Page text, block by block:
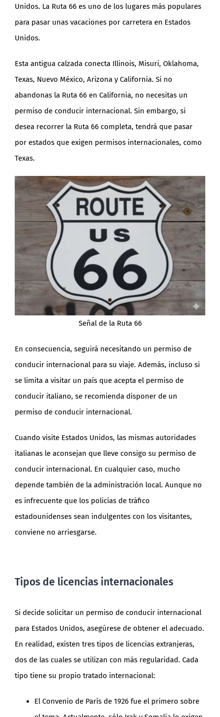
Unidos. La Ruta 66 es uno de los lugares más populares
para pasar unas vacaciones por carretera en Estados
Unidos.
Esta antigua calzada conecta Illinois, Misuri, Oklahoma,
Texas, Nuevo México, Arizona y California. Si no
abandonas la Ruta 66 en California, no necesitas un
permiso de conducir internacional. Sin embargo, si
desea recorrer la Ruta 66 completa, tendrá que pasar
por estados que exigen permisos internacionales, como
Texas.
Señal de la Ruta 66
En consecuencia, seguirá necesitando un permiso de
conducir internacional para su viaje. Además, incluso si
se limita a visitar un país que acepta el permiso de
conducir italiano, se recomienda disponer de un
permiso de conducir internacional.
Cuando visite Estados Unidos, las mismas autoridades
italianas le aconsejan que lleve consigo su permiso de
conducir internacional. En cualquier caso, mucho
depende también de la administración local. Aunque no
es infrecuente que los policías de tráfico
estadounidenses sean indulgentes con los visitantes,
conviene no arriesgarse.
Tipos de licencias internacionales
Si decide solicitar un permiso de conducir internacional
para Estados Unidos, asegúrese de obtener el adecuado.
En realidad, existen tres tipos de licencias extranjeras,
dos de las cuales se utilizan con más regularidad. Cada
tipo tiene su propio tratado internacional:
El Convenio de París de 1926 fue el primero sobre